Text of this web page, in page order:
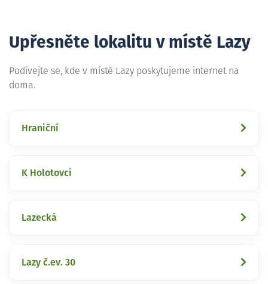
Upřesněte lokalitu v místě Lazy
Podívejte se, kde v místě Lazy poskytujeme internet na
doma.
Hraniční
K Holotovci
Lazecká
Lazy č.ev. 30